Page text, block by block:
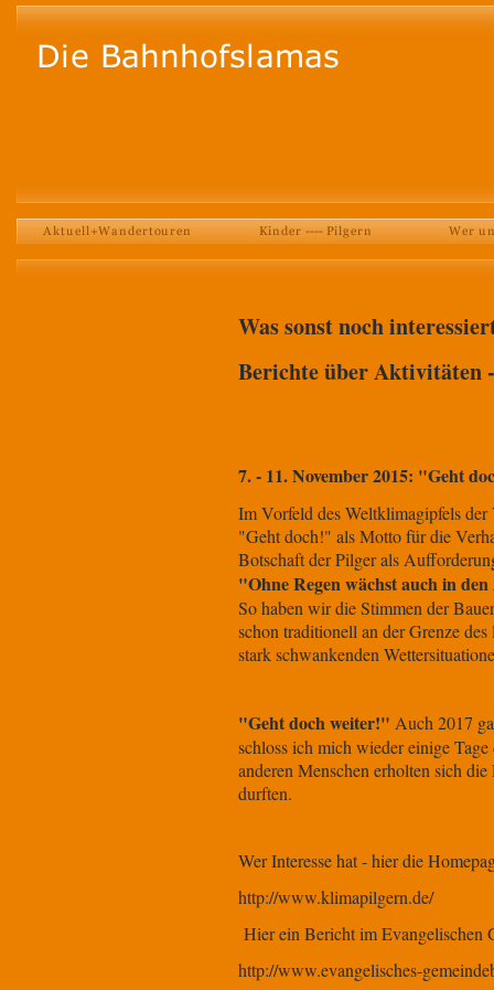
Was sonst noch
Berichte über Aktivitäten
7. - 11. November 2015: "Geht
Im Vorfeld des Weltklimagipfels
"Geht doch!" als Motto für die
Botschaft der Pilger als
"Ohne Regen wächst auch in
So haben wir die Stimmen der
schon traditionell an der Grenze
stark schwankenden
"Geht doch weiter!" Auch 2017
schloss ich mich wieder einige
anderen Menschen erholten sich
durften.
Wer Interesse hat - hier die
http://www.klimapilgern.de/
Hier ein Bericht im Evangelischen
http://www.evangelisches-